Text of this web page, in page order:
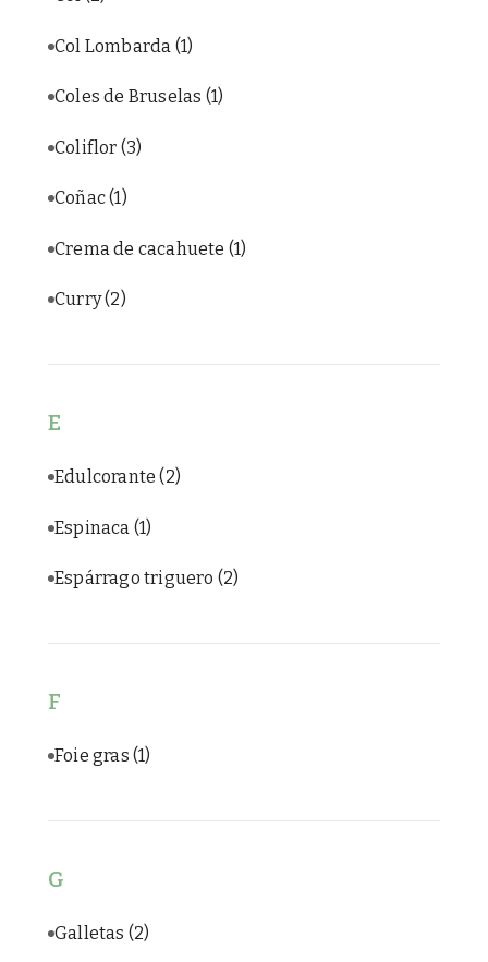
Col Lombarda (1)
Coles de Bruselas (1)
Coliflor (3)
Coñac(1)
Crema de cacahuete (1)
Curry(2)
E
Edulcorante(2)
Espinaca (1)
Espárrago triguero (2)
F
Foie gras (1)
G
Galletas (2)